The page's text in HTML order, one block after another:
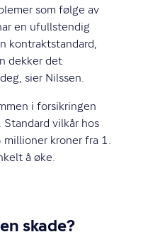
som følge av
en ufullstendig
kontraktstandard,
dekker det
sier Nilssen.
i forsikringen
vilkår hos
kroner fra 1.
å øke.
skade?